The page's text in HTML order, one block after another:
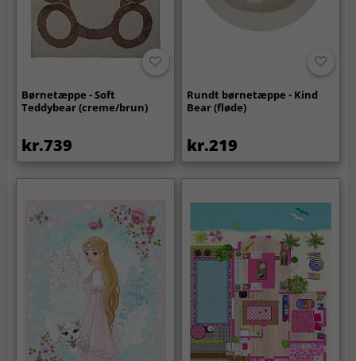
Børnetæppe - Soft
Teddybear (creme/brun)
kr.739
Rundt børnetæppe - Kind
Bear (fløde)
kr.219